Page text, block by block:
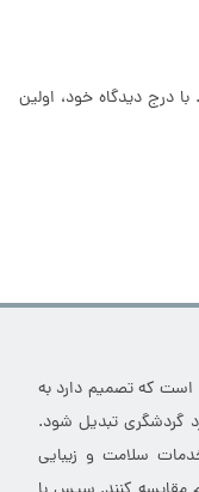
درج دیدگاه خود، اولین
است که تصمیم دارد به
گردشگری تبدیل شود.
خدمات سلامت و زیبایی